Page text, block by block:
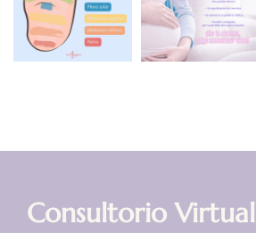
Consultorio Virtual